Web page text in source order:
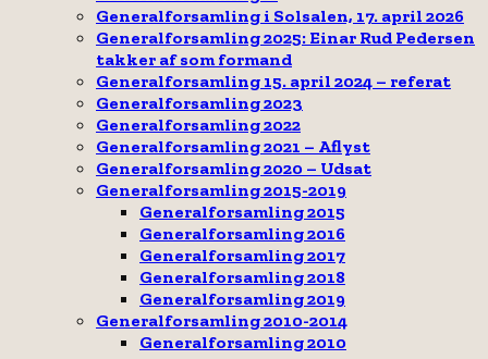
Generalforsamling i Solsalen, 17. april 2026
Generalforsamling 2025: Einar Rud Pedersen
takker af som formand
Generalforsamling 15. april 2024 – referat
Generalforsamling 2023
Generalforsamling 2022
Generalforsamling 2021 – Aflyst
Generalforsamling 2020 – Udsat
Generalforsamling 2015-2019
Generalforsamling 2015
Generalforsamling 2016
Generalforsamling 2017
Generalforsamling 2018
Generalforsamling 2019
Generalforsamling 2010-2014
Generalforsamling 2010